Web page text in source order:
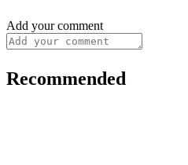
Add your comment
Recommended